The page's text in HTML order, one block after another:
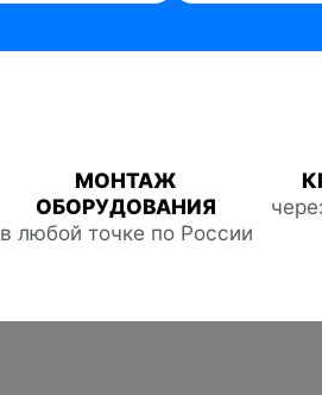
МОНТАЖ
ОБОРУДОВАНИЯ
в любой точке по России